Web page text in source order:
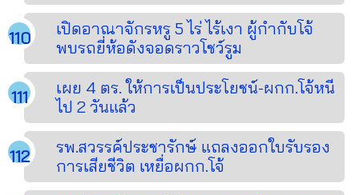
เปิดอาณาจักรหรู 5 ไร่ ไร้เงา ผู้กำกับโจ้
พบรถยี่ห้อดังจอดราวโชว์รูม
เผย 4 ตร. ให้การเป็นประโยชน์-ผกก.โจ้หนี
ไป 2 วันแล้ว
รพ.สวรรค์ประชารักษ์ แถลงออกใบรับรอง
การเสียชีวิต เหยื่อผกก.โจ้